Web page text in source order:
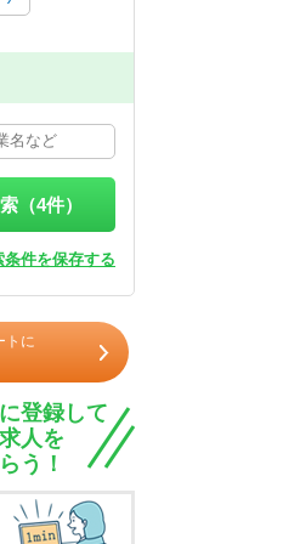
（4件）
条件を保存する
トに
登録して
人を
う！